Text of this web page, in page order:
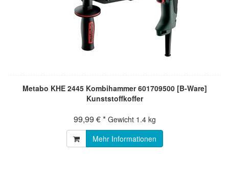
Metabo KHE 2445 Kombihammer 601709500 [B-Ware]
Kunststoffkoffer
99,99 € * Gewicht 1.4 kg
Mehr Informationen